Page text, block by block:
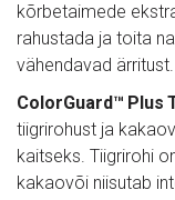
kõrbetaimede
rahustada ja toita
vähendavad ärritust.
ColorGuard™ Plus
tiigrirohust ja
kaitseks. Tiigrirohi
kakaovõi niisutab